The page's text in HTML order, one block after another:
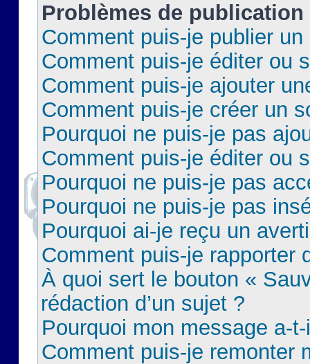
Problèmes de publication
Comment puis-je publier
Comment puis-je éditer ou
Comment puis-je ajouter
Comment puis-je créer un
Pourquoi ne puis-je pas
Comment puis-je éditer ou
Pourquoi ne puis-je pas
Pourquoi ne puis-je pas
Pourquoi ai-je reçu un
Comment puis-je rapporter
À quoi sert le bouton «
rédaction d’un sujet ?
Pourquoi mon message a-
Comment puis-je remonter